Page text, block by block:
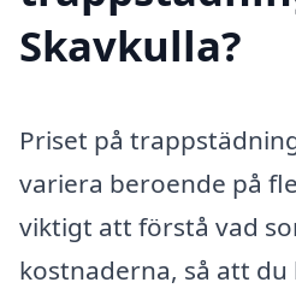
Skavkulla?
Priset på
variera beroende på
viktigt att förstå vad
kostnaderna, så att